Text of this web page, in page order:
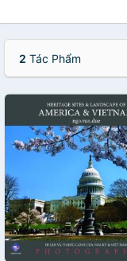
2 Tác Phẩm